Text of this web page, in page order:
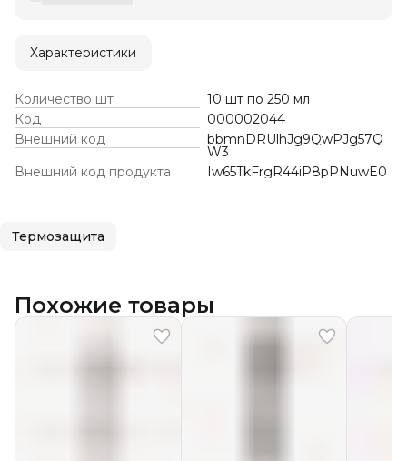
Характеристики
Количество шт
10 шт по 250 мл
Код
000002044
Внешний код
bbmnDRUlhJg9QwPJg57Q
W3
Внешний код продукта
Iw65TkFrgR44iP8pPNuwE0
Термозащита
Похожие товары